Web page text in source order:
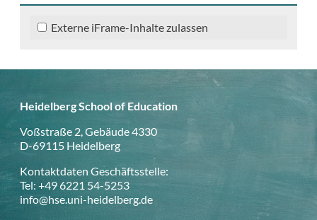
Externe iFrame-Inhalte zulassen
Heidelberg School of Education
Voßstraße 2, Gebäude 4330
D-69115 Heidelberg
Kontaktdaten Geschäftsstelle:
Tel: +49 6221 54-5253
info@hse.uni-heidelberg.de